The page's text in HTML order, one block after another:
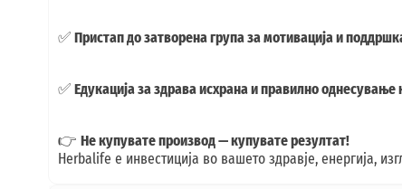
✅Пристап до затворена група за мотивација и
✅Едукација за здрава исхрана и правилно однесување
👉 Не купувате производ — купувате резултат!
Herbalife е инвестиција во вашето здравје, енергија,